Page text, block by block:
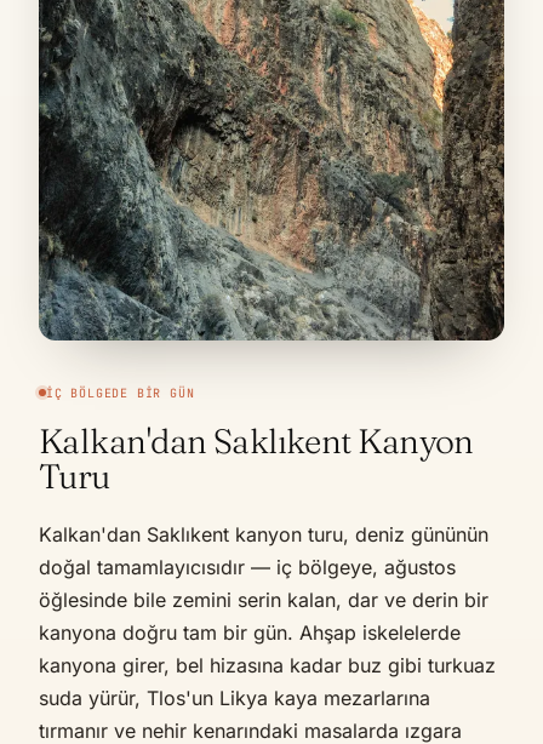
İÇ BÖLGEDE BIR GÜN
Kalkan'dan Saklıkent Kanyon
Turu
Kalkan'dan Saklıkent kanyon turu, deniz gününün
doğal tamamlayıcısıdır — iç bölgeye, ağustos
öğlesinde bile zemini serin kalan, dar ve derin bir
kanyona doğru tam bir gün. Ahşap iskelelerde
kanyona girer, bel hizasına kadar buz gibi turkuaz
suda yürür, Tlos'un Likya kaya mezarlarına
tırmanır ve nehir kenarındaki masalarda ızgara